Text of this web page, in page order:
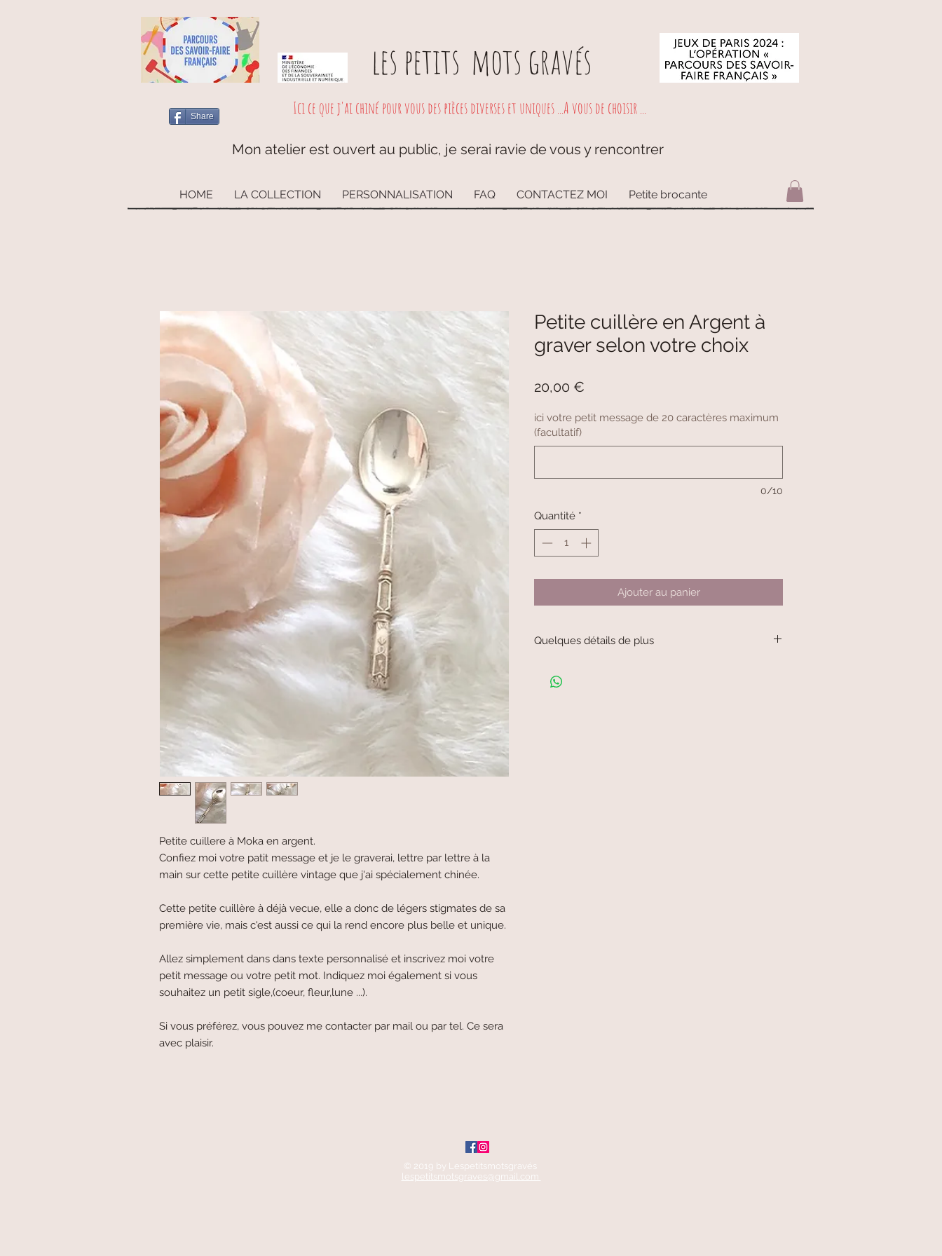
Share
les petits mots gravés
Ici ce que j'ai chiné pour vous des pièces diverses et uniques ...A vous de choisir ...
Mon atelier est ouvert au public, je serai ravie de vous y rencontrer
HOME LA COLLECTION PERSONNALISATION FAQ CONTACTEZ MOI Petite brocante
Petite cuillere à Moka en argent.
Confiez moi votre patit message et je le graverai, lettre par lettre à la
main sur cette petite cuillère vintage que j'ai spécialement chinée.
Cette petite cuillère à déjà vecue, elle a donc de légers stigmates de sa
première vie, mais c'est aussi ce qui la rend encore plus belle et unique.
Allez simplement dans dans texte personnalisé et inscrivez moi votre
petit message ou votre petit mot. Indiquez moi également si vous
souhaitez un petit sigle,(coeur, fleur,lune ...).
Si vous préférez, vous pouvez me contacter par mail ou par tel. Ce sera
avec plaisir.
Petite cuillère en Argent à
graver selon votre choix
20,00 €
ici votre petit message de 20 caractères maximum
(facultatif)
0/10
Quantité *
Ajouter au panier
Quelques détails de plus
Environ 10cm
© 2019 by Lespetitsmotsgravés
lespetitsmotsgraves@gmail.com